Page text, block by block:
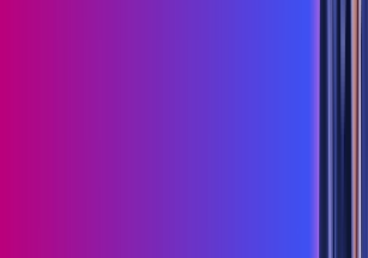
Wi-fi de alta performance para curtir e